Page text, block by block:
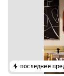
последнее